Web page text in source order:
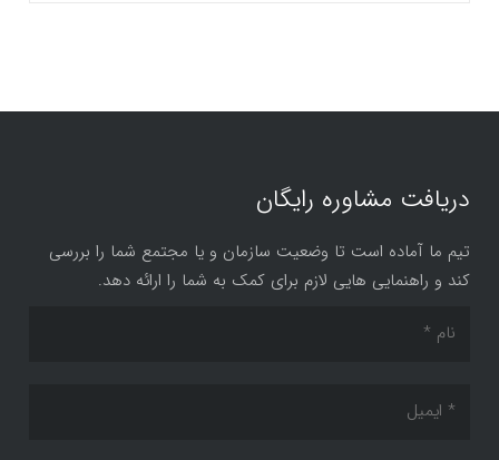
دریافت مشاوره رایگان
تیم ما آماده است تا وضعیت سازمان و یا مجتمع شما را بررسی
کند و راهنمایی هایی لازم برای کمک به شما را ارائه دهد.